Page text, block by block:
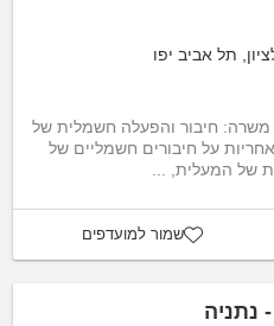
תל אביב יפו
משרה: חיבור והפעלה חשמלית של
על חיבורים חשמליים של
של המעלית, ...
שמור למועדפים
נתניה